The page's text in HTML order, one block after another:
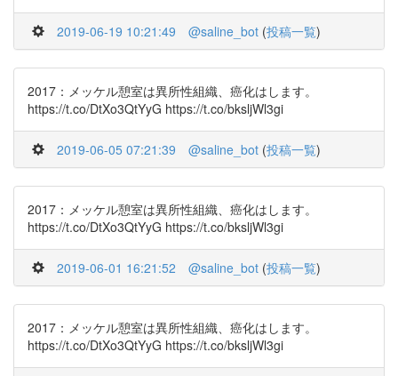
2019-06-19 10:21:49 @saline_bot (投稿一覧)
2017：メッケル憩室は異所性組織、癌化はします。
https://t.co/DtXo3QtYyG https://t.co/bksljWl3gi
2019-06-05 07:21:39 @saline_bot (投稿一覧)
2017：メッケル憩室は異所性組織、癌化はします。
https://t.co/DtXo3QtYyG https://t.co/bksljWl3gi
2019-06-01 16:21:52 @saline_bot (投稿一覧)
2017：メッケル憩室は異所性組織、癌化はします。
https://t.co/DtXo3QtYyG https://t.co/bksljWl3gi